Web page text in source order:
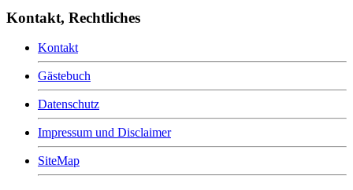
Kontakt, Rechtliches
Kontakt
Gästebuch
Datenschutz
Impressum und Disclaimer
SiteMap